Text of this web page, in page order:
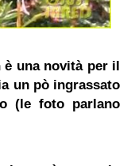
una novità per il
un pò ingrassato
(le foto parlano